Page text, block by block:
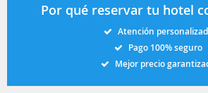
Por qué reservar tu hotel
Atención
Pago 100% seguro
Mejor precio